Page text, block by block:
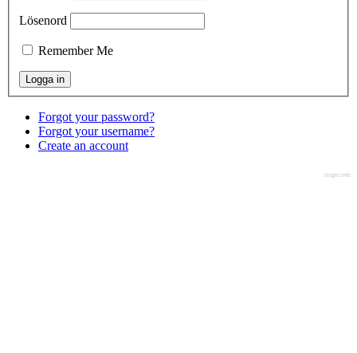
Lösenord
Remember Me
Forgot your password?
Forgot your username?
Create an account
slogin.info